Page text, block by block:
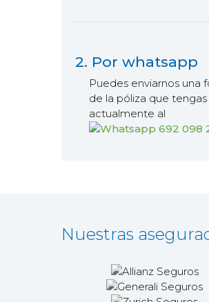
2. Por whatsapp
Puedes enviarnos una
de la póliza que tengas
actualmente al
692 098
Nuestras